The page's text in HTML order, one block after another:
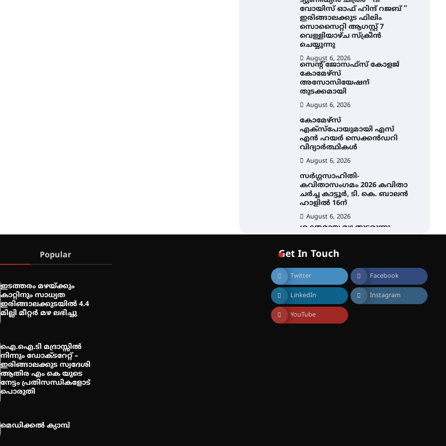
വോയിസ് ഓഫ് ഹിന്ദ് റജബ് ”
ഇരിങ്ങാലക്കുട ഫിലിം
സൊസൈറ്റി ആഗസ്റ്റ് 7
വെള്ളിയാഴ്ച സ്‌ക്രീൻ
ചെയ്യുന്നു
August 6, 2026
സെന്റ് ജോസഫ്സ് കോളജ്
കോമേഴ്‌സ്
അസോസിയേഷന്
തുടക്കമായി
August 6, 2026
കോമേഴ്സ്
എക്സ്പോയുമായി എസ്
എൻ ഹയർ സെക്കൻഡറി
വിദ്യാർത്ഥികൾ
August 6, 2026
സർഗ്ഗസാഹിതി-
കവിതാസംഗമം 2026 കവിതാ
ചർച്ച കാട്ടൂർ, ടി. കെ. ബാലൻ
ഹാളിൽ 16ന്
August 6, 2026
ശക്തമായ മഴ തുടരുന്നു –
തൃശൂർ ജില്ലയിൽ എല്ലാ
സ്ഥാപനങ്ങൾക്കും
August 7, 2026
എം.ജി. യൂണിവേഴ്‌സിറ്റിയിൽ
നിന്ന് ഇംഗ്ളീഷ്
സാഹിത്യത്തിൽ ഡോക്ടറേറ്റ്
നേടിയ എൻ. ആര്യ
Popular
ഇടത്തരം മഴയ്ക്കും
കാറ്റിനും സാധ്യത
ഇരിങ്ങാലക്കുടയിൽ 4.4
മില്ലി മീറ്റർ മഴ ലഭിച്ചു
ഐ.ഐ.ടി മദ്രാസ്സിൽ
നിന്നും ഡോക്ടറേറ്റ് –
ഇരിങ്ങാലക്കുട സ്വദേശി
ആതിര എം കെ യുടെ
നേട്ടം പ്രതിസന്ധികളോട്
പൊരുതി
മെഡിക്കൽ ക്യാമ്പ്
Get In Touch
Twitter Facebook
LinkedIn Instagram
YouTube